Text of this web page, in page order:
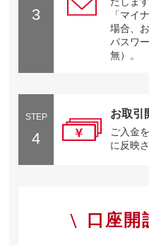
3
「マイ
場合、
パスワ
無）。
STEP
4
お取引
ご入金
に反映
口座開